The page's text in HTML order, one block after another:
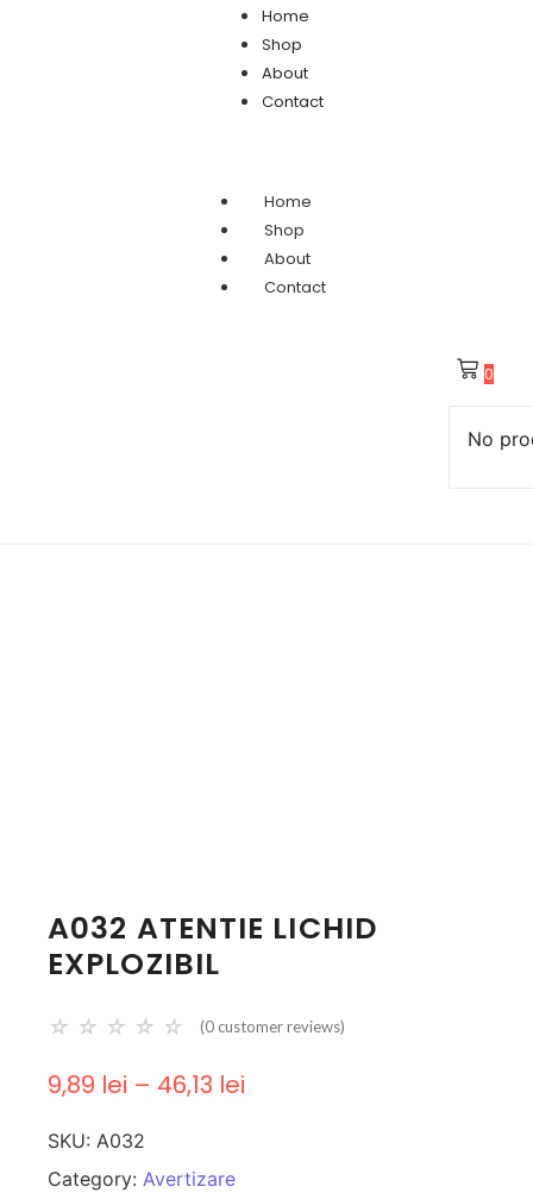
Home
Shop
About
Contact
Home
Shop
About
Contact
0
No
A032 ATENTIE LICHID
EXPLOZIBIL
☆ ☆ ☆ ☆ ☆ (0 customer reviews)
9,89 lei – 46,13 lei
SKU: A032
Category: Avertizare